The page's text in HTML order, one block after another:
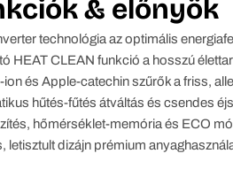
& előnyök
technológia az optimális
HEAT CLEAN funkció a hosszú
ion és Apple-catechin szűrők a friss,
hűtés-fűtés átváltás és csendes
hőmérséklet-memória és ECO
letisztult dizájn prémium